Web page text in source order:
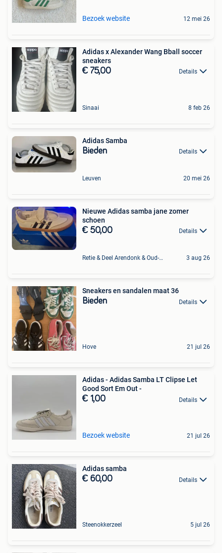
Bezoek website 12 mei 26
Adidas x Alexander Wang Bball soccer
sneakers
€ 75,00 Details
Sinaai 8 feb 26
Adidas Samba
Bieden Details
Leuven 20 mei 26
Nieuwe Adidas samba jane zomer
schoen
€ 50,00 Details
Retie & Deel Arendonk & Oud-Turnhout 3 aug 26
Sneakers en sandalen maat 36
Bieden Details
Hove 21 jul 26
Adidas - Adidas Samba LT Clipse Let
Good Sort Em Out -
€ 1,00 Details
Bezoek website 21 jul 26
Adidas samba
€ 60,00 Details
Steenokkerzeel 5 jul 26